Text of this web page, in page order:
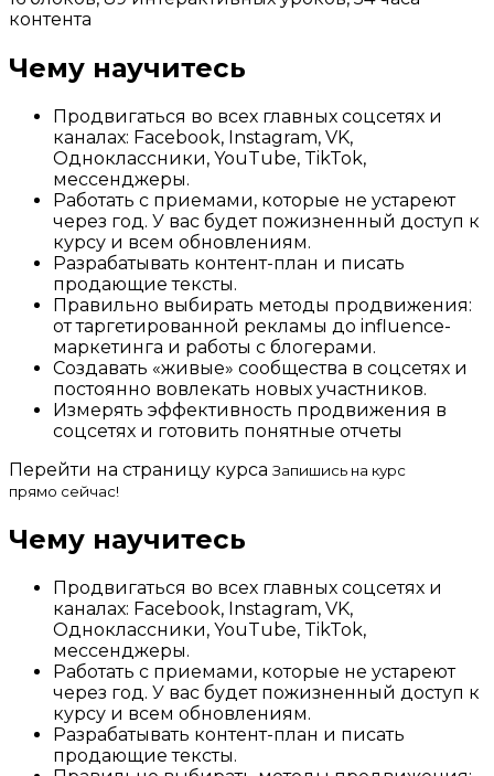
контента
Чему научитесь
Продвигаться во всех главных соцсетях и
каналах: Facebook, Instagram, VK,
Одноклассники, YouTube, TikTok,
мессенджеры.
Работать с приемами, которые не устареют
через год. У вас будет пожизненный доступ к
курсу и всем обновлениям.
Разрабатывать контент-план и писать
продающие тексты.
Правильно выбирать методы продвижения:
от таргетированной рекламы до influence-
маркетинга и работы с блогерами.
Создавать «живые» сообщества в соцсетях и
постоянно вовлекать новых участников.
Измерять эффективность продвижения в
соцсетях и готовить понятные отчеты
Перейти на страницу курса Запишись на курс
прямо сейчас!
Чему научитесь
Продвигаться во всех главных соцсетях и
каналах: Facebook, Instagram, VK,
Одноклассники, YouTube, TikTok,
мессенджеры.
Работать с приемами, которые не устареют
через год. У вас будет пожизненный доступ к
курсу и всем обновлениям.
Разрабатывать контент-план и писать
продающие тексты.